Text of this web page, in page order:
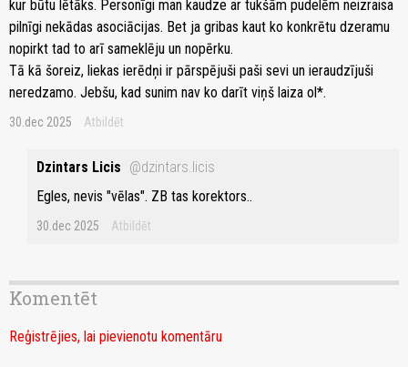
kur būtu lētāks. Personīgi man kaudze ar tukšām pudelēm neizraisa
pilnīgi nekādas asociācijas. Bet ja gribas kaut ko konkrētu dzeramu
nopirkt tad to arī sameklēju un nopērku.
Tā kā šoreiz, liekas ierēdņi ir pārspējuši paši sevi un ieraudzījuši
neredzamo. Jebšu, kad sunim nav ko darīt viņš laiza ol*.
30.dec 2025 Atbildēt
Dzintars Licis @dzintars.licis
Egles, nevis "vēlas". ZB tas korektors..
30.dec 2025 Atbildēt
Komentēt
Reģistrējies, lai pievienotu komentāru